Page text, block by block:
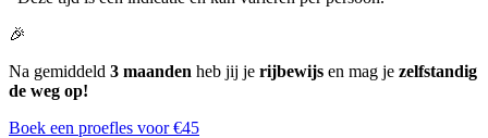
🎉
Na gemiddeld 3 maanden heb jij je rijbewijs en mag je zelfstandig
de weg op!
Boek een proefles voor €45